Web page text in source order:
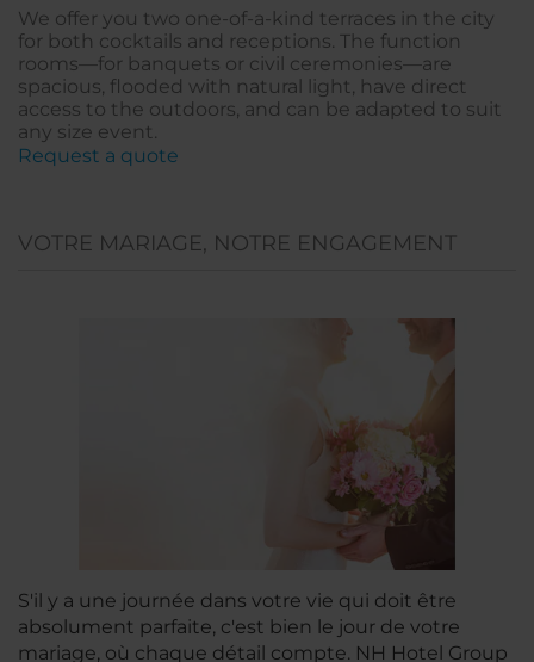
We offer you two one-of-a-kind terraces in the city
for both cocktails and receptions. The function
rooms—for banquets or civil ceremonies—are
spacious, flooded with natural light, have direct
access to the outdoors, and can be adapted to suit
any size event.
Request a quote
VOTRE MARIAGE, NOTRE ENGAGEMENT
S'il y a une journée dans votre vie qui doit être
absolument parfaite, c'est bien le jour de votre
mariage, où chaque détail compte. NH Hotel Group